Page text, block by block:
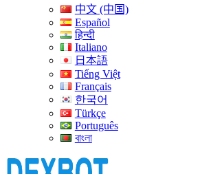
中文 (中国)
Español
हिन्दी
Italiano
日本語
Tiếng Việt
Français
한국어
Türkçe
Português
বাংলা